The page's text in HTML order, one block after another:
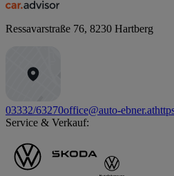
Ressavarstraße 76, 8230 Hartberg
03332/63270office@auto-ebner.at
Service & Verkauf: